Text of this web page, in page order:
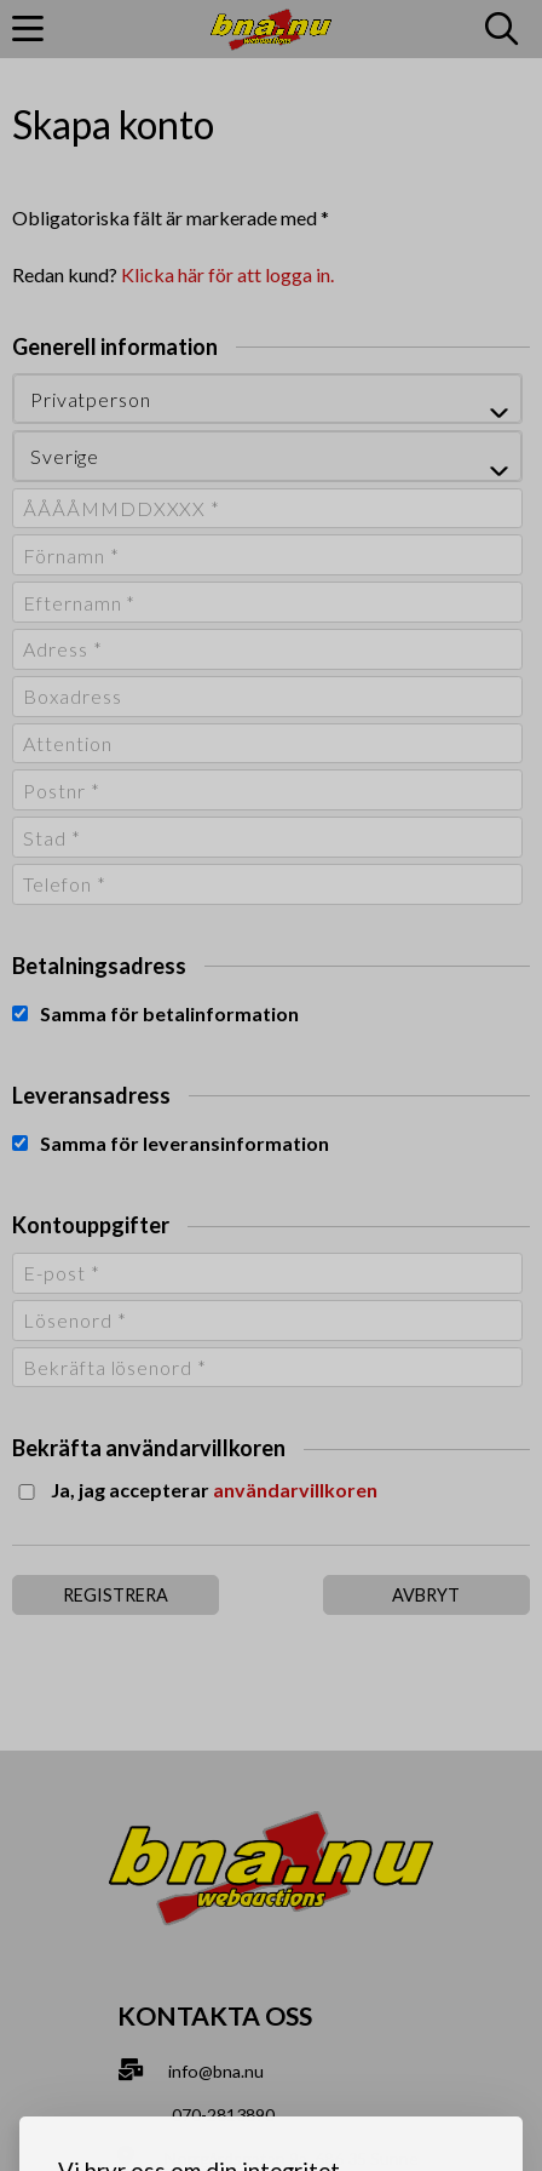
Skapa konto
Obligatoriska fält är markerade med *
Redan kund? Klicka här för att logga in.
Generell information
Betalningsadress
Samma för betalinformation
Leveransadress
Samma för leveransinformation
Kontouppgifter
Bekräfta användarvillkoren
Ja, jag accepterar användarvillkoren
REGISTRERA AVBRYT
KONTAKTA OSS
info@bna.nu
070-2813890
Norrgårdsgatan 9a, 686 35 Sunne